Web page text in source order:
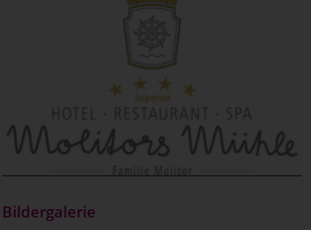
Bildergalerie